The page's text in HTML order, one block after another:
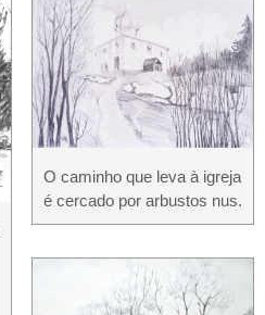
O caminho que leva à igreja
é cercado por arbustos nus.